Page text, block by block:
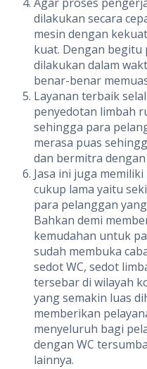
dilakukan secara
mesin dengan
kuat. Dengan begitu
dilakukan dalam
benar-benar
Layanan terbaik
penyedotan limbah
sehingga para
merasa puas
dan bermitra dengan
Jasa ini juga
cukup lama yaitu
para pelanggan
Bahkan demi
kemudahan untuk
sudah membuka
sedot WC, sedot
tersebar di wilayah
yang semakin luas
memberikan
menyeluruh bagi
dengan WC
lainnya.